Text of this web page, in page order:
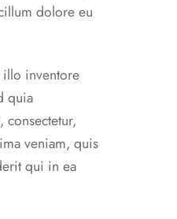
dolore eu
illo inventore
quia
veniam, quis
qui in ea